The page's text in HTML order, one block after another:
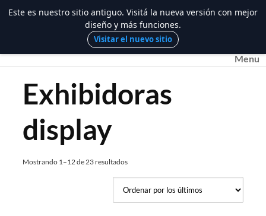
al
contenido
Menu
Exhibidoras
display
Mostrando 1–12 de 23 resultadosOrdenado
últimos
Este es nuestro sitio antiguo. Visitá la nueva versión con mejor
diseño y más funciones.
Visitar el nuevo sitio